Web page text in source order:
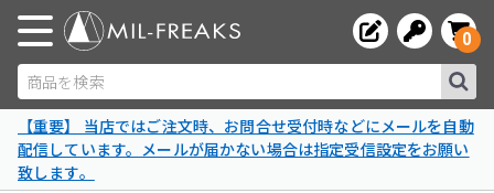
商品を検索
0
【重要】 当店ではご注文時、お問合せ受付時などにメールを自動
配信しています。メールが届かない場合は指定受信設定をお願い
致します。